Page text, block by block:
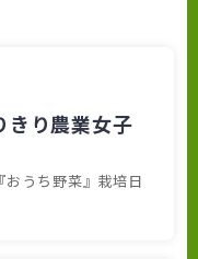
り農業女子
うち野菜』栽培日